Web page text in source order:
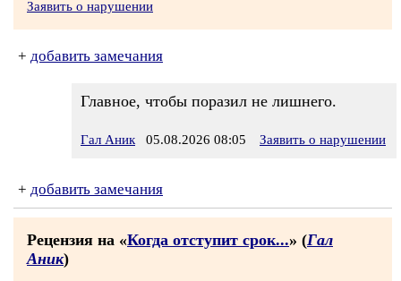
Заявить о нарушении
+ добавить замечания
Главное, чтобы поразил не лишнего.
Гал Аник 05.08.2026 08:05 Заявить о нарушении
+ добавить замечания
Рецензия на «Когда отступит срок...» (Гал
Аник)